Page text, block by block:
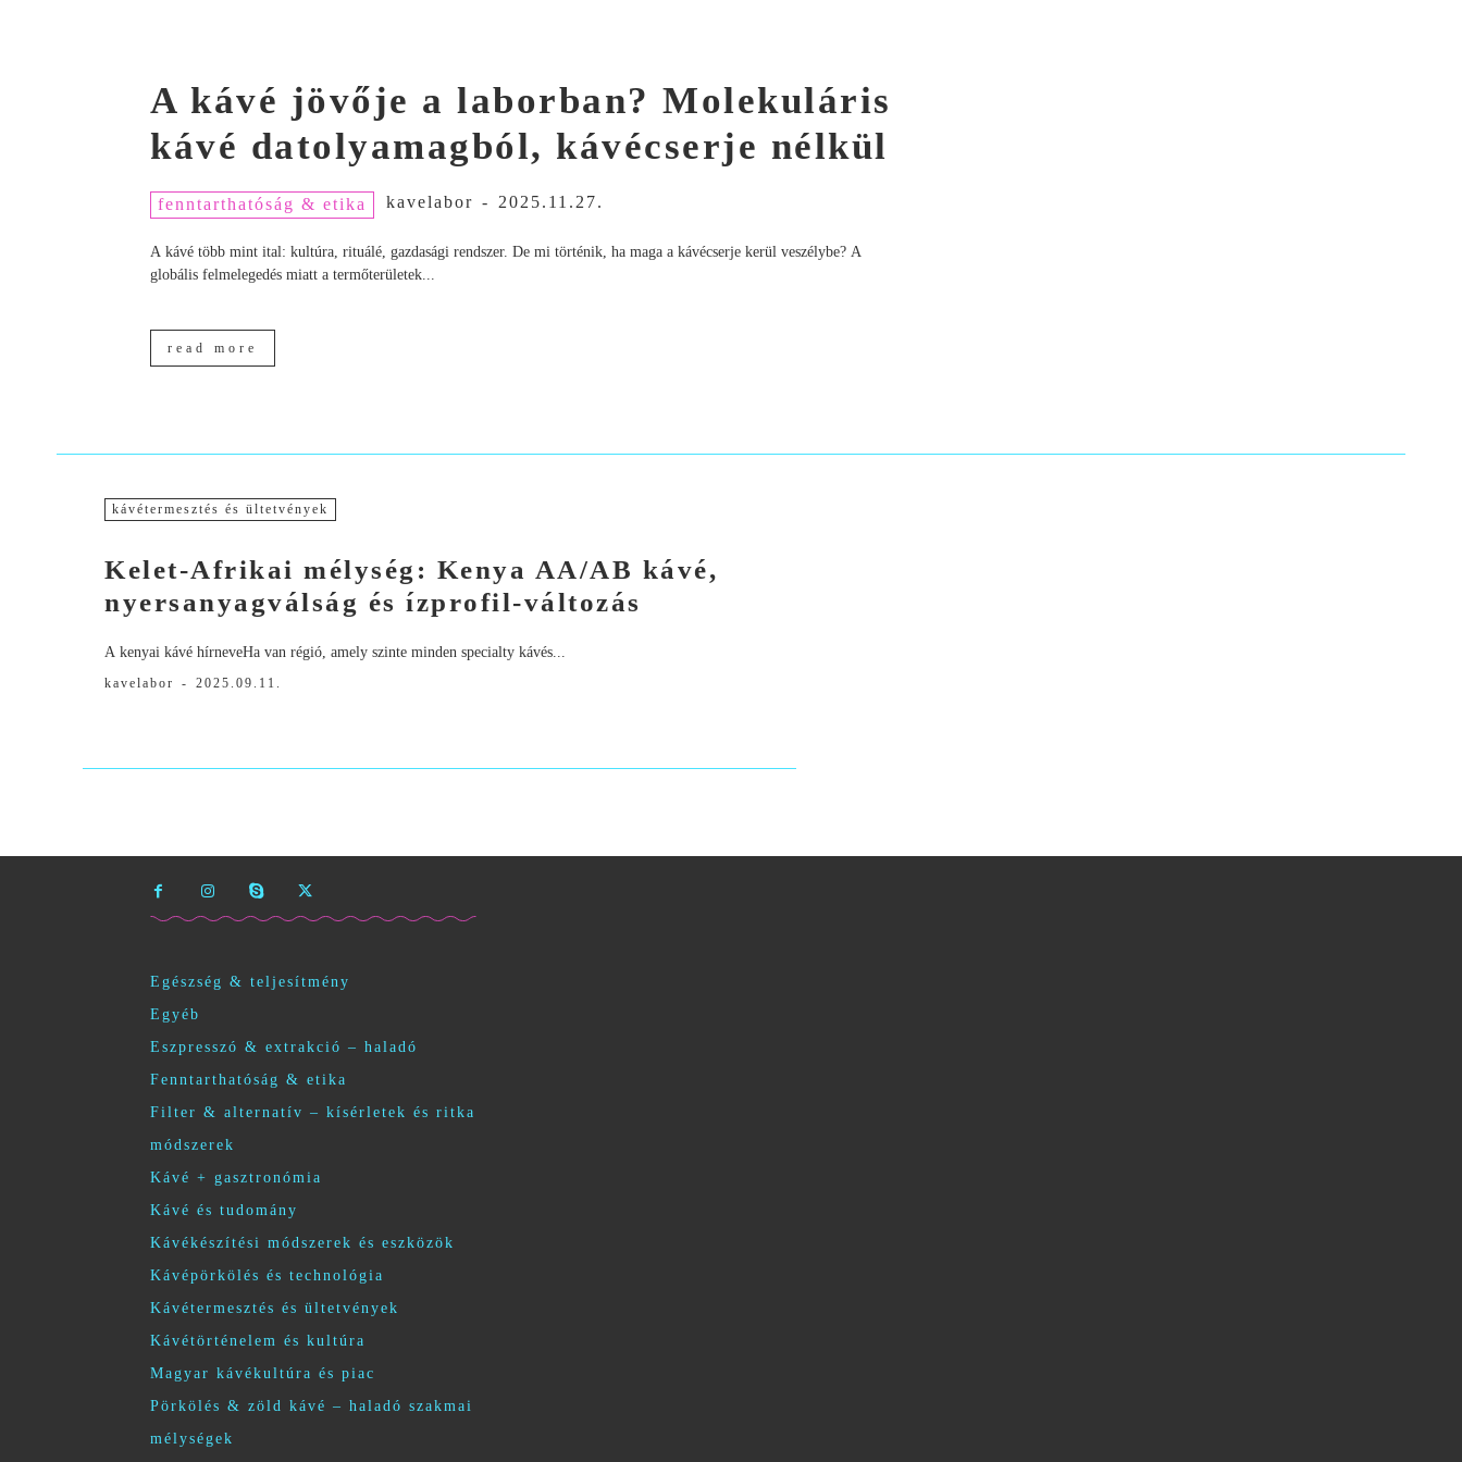
A kávé jövője a laborban? Molekuláris
kávé datolyamagból, kávécserje nélkül
fenntarthatóság & etika kavelabor - 2025.11.27.
A kávé több mint ital: kultúra, rituálé, gazdasági rendszer. De mi történik, ha maga a kávécserje kerül veszélybe? A
globális felmelegedés miatt a termőterületek...
read more
kávétermesztés és ültetvények
Kelet-Afrikai mélység: Kenya AA/AB kávé,
nyersanyagválság és ízprofil-változás
A kenyai kávé hírneveHa van régió, amely szinte minden specialty kávés...
kavelabor - 2025.09.11.
Egészség & teljesítmény
Egyéb
Eszpresszó & extrakció – haladó
Fenntarthatóság & etika
Filter & alternatív – kísérletek és ritka
módszerek
Kávé + gasztronómia
Kávé és tudomány
Kávékészítési módszerek és eszközök
Kávépörkölés és technológia
Kávétermesztés és ültetvények
Kávétörténelem és kultúra
Magyar kávékultúra és piac
Pörkölés & zöld kávé – haladó szakmai
mélységek